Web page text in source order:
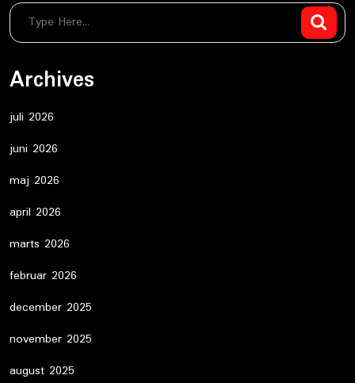
Archives
juli 2026
juni 2026
maj 2026
april 2026
marts 2026
februar 2026
december 2025
november 2025
august 2025